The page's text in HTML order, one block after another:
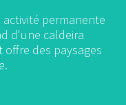
permanente
d'une caldeira
des paysages